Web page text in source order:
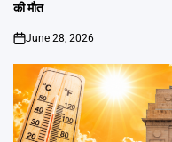
की मौत
on
June 28, 2026